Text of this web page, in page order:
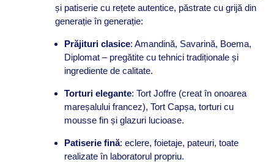
și patiserie cu rețete autentice, păstrate cu grijă din
generație în generație:
Prăjituri clasice: Amandină, Savarină, Boema,
Diplomat – pregătite cu tehnici tradiționale și
ingrediente de calitate.
Torturi elegante: Tort Joffre (creat în onoarea
mareșalului francez), Tort Capșa, torturi cu
mousse fin și glazuri lucioase.
Patiserie fină: eclere, foietaje, pateuri, toate
realizate în laboratorul propriu.